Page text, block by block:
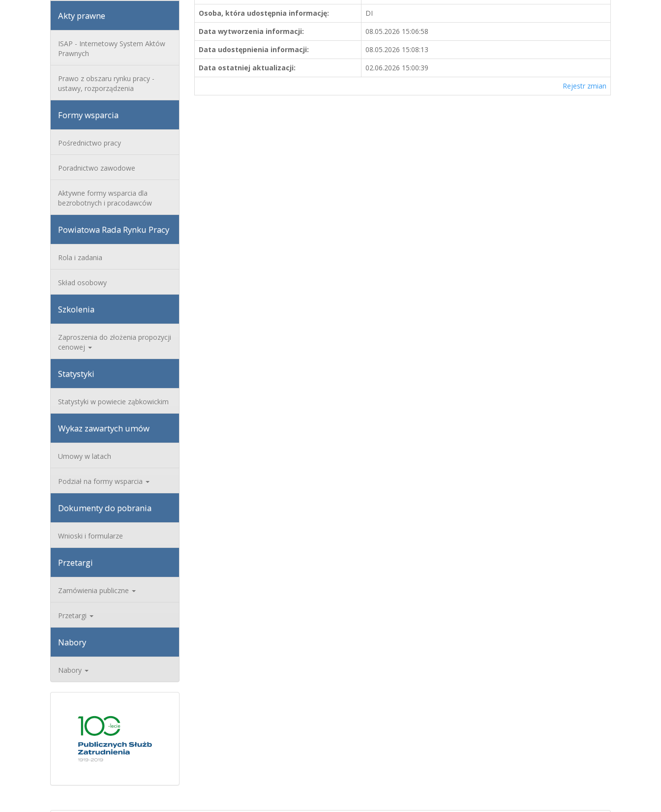
Akty prawne
ISAP - Internetowy System Aktów
Prawnych
Prawo z obszaru rynku pracy -
ustawy, rozporządzenia
Formy wsparcia
Pośrednictwo pracy
Poradnictwo zawodowe
Aktywne formy wsparcia dla
bezrobotnych i pracodawców
Powiatowa Rada Rynku Pracy
Rola i zadania
Skład osobowy
Szkolenia
Zaproszenia do złożenia propozycji
cenowej
Statystyki
Statystyki w powiecie ząbkowickim
Wykaz zawartych umów
Umowy w latach
Podział na formy wsparcia
Dokumenty do pobrania
Wnioski i formularze
Przetargi
Zamówienia publiczne
Przetargi
Nabory
Nabory
Osoba, która udostępnia informację:
DI
Data wytworzenia informacji:
08.05.2026 15:06:58
Data udostępnienia informacji:
08.05.2026 15:08:13
Data ostatniej aktualizacji:
02.06.2026 15:00:39
Rejestr zmian